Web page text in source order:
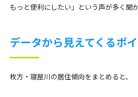
もっと便利にしたい」という声が多く聞か
データから見えてくるポ
枚方・寝屋川の居住傾向をまとめると、